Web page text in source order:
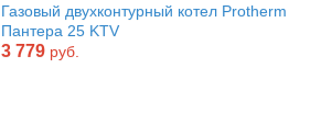
Газовый двухконтурный котел Protherm
Пантера 25 KTV
3 779 руб.